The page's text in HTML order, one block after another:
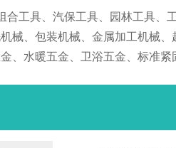
合工具、汽保工具、园林工具、
械、包装机械、金属加工机械
、水暖五金、卫浴五金、标准